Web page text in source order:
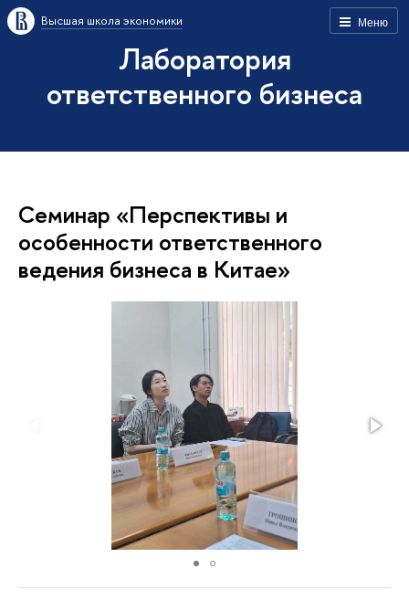
Меню
Высшая школа экономики
Лаборатория
ответственного бизнеса
Семинар «Перспективы и
особенности ответственного
ведения бизнеса в Китае»